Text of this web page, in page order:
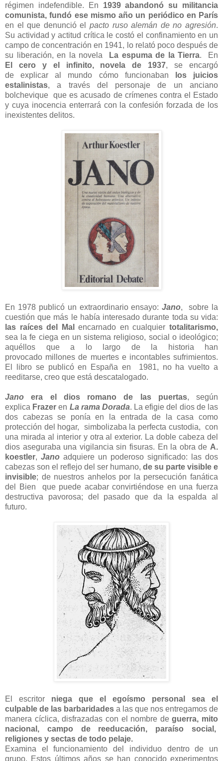
régimen indefendible. En 1939 abandonó su militancia
comunista, fundó ese mismo año un periódico en París
en el que denunció el pacto ruso alemán de no agresión.
Su actividad y actitud crítica le costó el confinamiento en un
campo de concentración en 1941, lo relató poco después de
su liberación, en la novela
La espuma de la Tierra. En
El cero y el infinito, novela de 1937, se encargó
de explicar al mundo cómo funcionaban
los juicios
estalinistas, a través del personaje de un anciano
bolchevique que es acusado de crímenes contra el Estado
y cuya inocencia enterrará con la confesión forzada de los
inexistentes delitos.
En 1978 publicó un extraordinario ensayo:Jano, sobre la
cuestión que más le había interesado durante toda su vida:
las raíces del Mal
encarnado en cualquier totalitarismo,
sea la fe ciega en un sistema religioso, social o ideológico;
aquéllos que a lo largo de la historia han
provocado millones de muertes e incontables sufrimientos.
El libro se publicó en España en 1981, no ha vuelto a
reeditarse, creo que está descatalogado.
Jano era el dios romano de las puertas, según
explica Frazer en La rama Dorada. La efigie del dios de las
dos cabezas se ponía en la entrada de la casa como
protección del hogar, simbolizaba la perfecta custodia, con
una mirada al interior y otra al exterior. La doble cabeza del
dios aseguraba una vigilancia sin fisuras. En la obra de A.
koestler, Jano adquiere un poderoso significado: las dos
cabezas son el reflejo del ser humano, de su parte visible e
invisible; de nuestros anhelos por la persecución fanática
del Bien que puede acabar convirtiéndose en una fuerza
destructiva pavorosa; del pasado que da la espalda al
futuro.
El escritor niega que el egoísmo personal sea el
culpable de las barbaridades a las que nos entregamos de
manera cíclica, disfrazadas con el nombre deguerra, mito
nacional, campo de reeducación, paraíso social,
religiones y sectas de todo pelaje.
Examina el funcionamiento del individuo dentro de un
grupo. Estos últimos años se han conocido experimentos